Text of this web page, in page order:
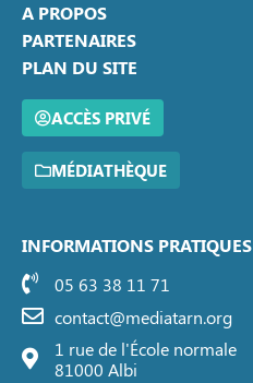
A PROPOS
PARTENAIRES
PLAN DU SITE
ACCÈS PRIVÉ
MÉDIATHÈQUE
INFORMATIONS PRATIQUES
05 63 38 11 71
contact@mediatarn.org
1 rue de l'École normale
81000 Albi